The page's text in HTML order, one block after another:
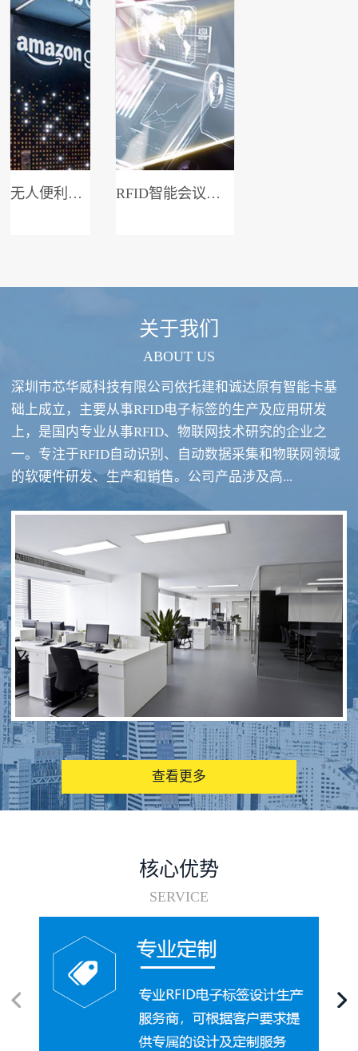
无人便利店系统 RFID智能会议签到系统
RFID酒类防伪系统方案 RFID智慧食堂系统
图书馆RFID电子标签管理系统
关于我们
ABOUT US
深圳市芯华威科技有限公司依托建和诚达原有智能卡基
础上成立，主要从事RFID电子标签的生产及应用研发
上，是国内专业从事RFID、物联网技术研究的企业之
一。专注于RFID自动识别、自动数据采集和物联网领域
的软硬件研发、生产和销售。公司产品涉及高...
查看更多
核心优势
SERVICE